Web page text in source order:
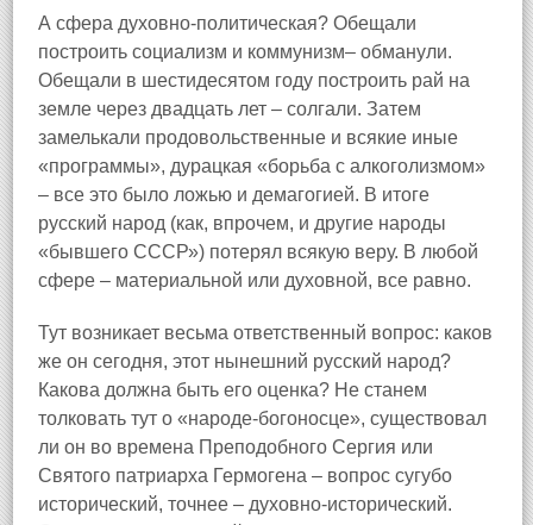
А сфера духовно‑политическая? Обещали
построить социализм и коммунизм– обманули.
Обещали в шестидесятом году построить рай на
земле через двадцать лет – солгали. Затем
замелькали продовольственные и всякие иные
«программы», дурацкая «борьба с алкоголизмом»
– все это было ложью и демагогией. В итоге
русский народ (как, впрочем, и другие народы
«бывшего СССР») потерял всякую веру. В любой
сфере – материальной или духовной, все равно.
Тут возникает весьма ответственный вопрос: каков
же он сегодня, этот нынешний русский народ?
Какова должна быть его оценка? Не станем
толковать тут о «народе‑богоносце», существовал
ли он во времена Преподобного Сергия или
Святого патриарха Гермогена – вопрос сугубо
исторический, точнее – духовно‑исторический.